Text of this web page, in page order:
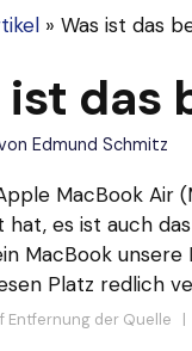
» Was ist das
ist das
Edmund Schmitz
MacBook Air
hat, es ist auch
MacBook
Platz redlich
Entfernung der Quelle |